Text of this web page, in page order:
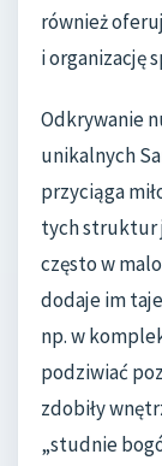
również
i organizację
Odkrywanie
unikalnych
przyciąga
tych struktur
często w
dodaje im
np. w
podziwiać
zdobiły
„studnie